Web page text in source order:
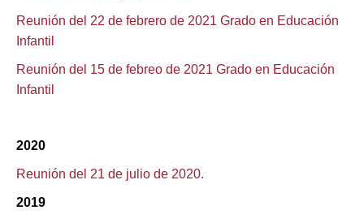
Reunión del 22 de febrero de 2021 Grado en Educación
Infantil
Reunión del 15 de febreo de 2021 Grado en Educación
Infantil
2020
Reunión del 21 de julio de 2020.
2019